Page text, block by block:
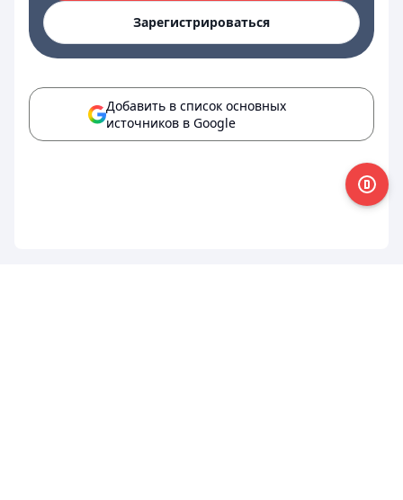
Зарегистрироваться
Добавить в список основных
источников в Google